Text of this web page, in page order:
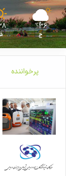
36
℃
ج
پرخواننده